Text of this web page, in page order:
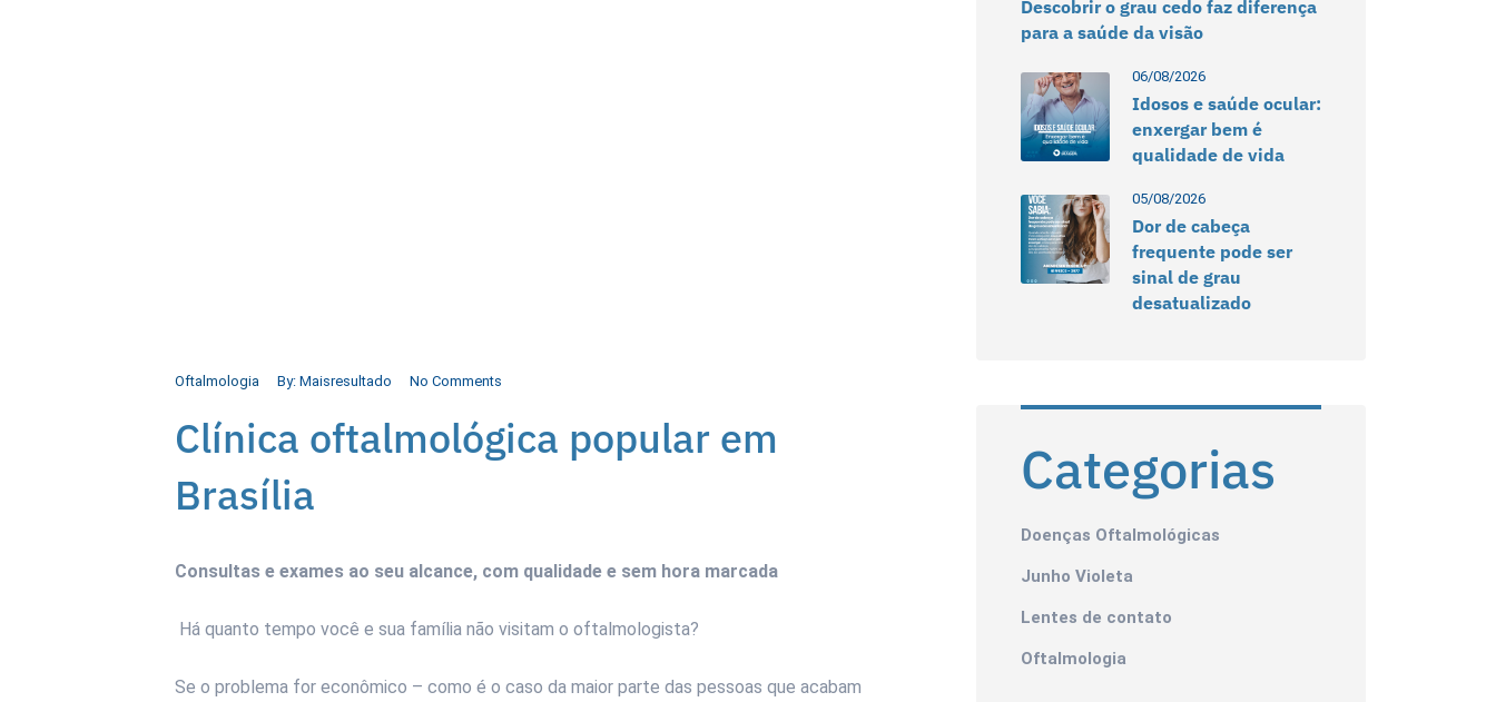
Oftalmologia By: Maisresultado No Comments
Clínica oftalmológica popular em
Brasília
Consultas e exames ao seu alcance, com qualidade e sem hora marcada
Há quanto tempo você e sua família não visitam o oftalmologista?
Se o problema for econômico – como é o caso da maior parte das pessoas que acabam
Descobrir o grau cedo faz diferença
para a saúde da visão
06/08/2026
Idosos e saúde ocular:
enxergar bem é
qualidade de vida
05/08/2026
Dor de cabeça
frequente pode ser
sinal de grau
desatualizado
Categorias
Doenças Oftalmológicas
Junho Violeta
Lentes de contato
Oftalmologia